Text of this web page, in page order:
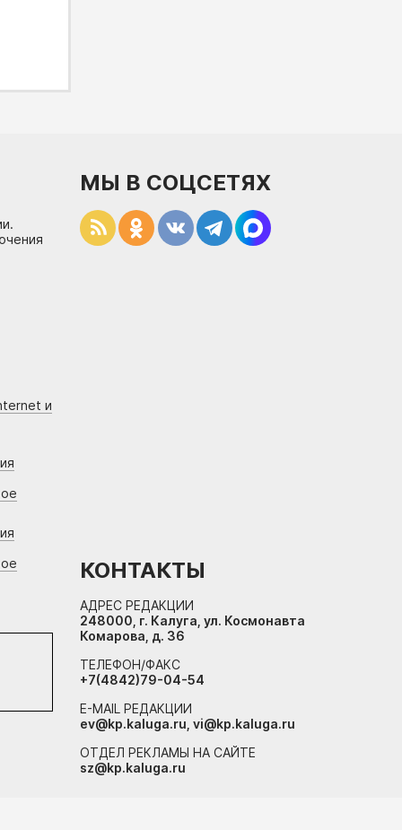
и
МЫ В СОЦСЕТЯХ
КОНТАКТЫ
АДРЕС РЕДАКЦИИ
248000, г. Калуга, ул. Космонавта
Комарова, д. 36
ТЕЛЕФОН/ФАКС
+7(4842)79-04-54
E-MAIL РЕДАКЦИИ
ev@kp.kaluga.ru, vi@kp.kaluga.ru
ОТДЕЛ РЕКЛАМЫ НА САЙТЕ
sz@kp.kaluga.ru